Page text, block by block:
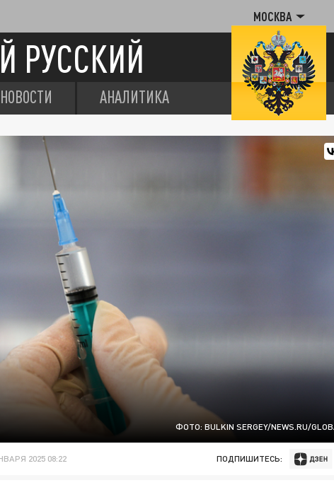
МОСКВА
РУССКИЙ
НОВОСТИ АНАЛИТИКА
ФОТО: BULKIN SERGEY/NEWS.RU/
2025 08:22 ПОДПИШИТЕСЬ: